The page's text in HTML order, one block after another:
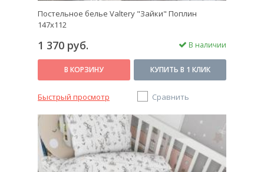
Постельное белье Valtery "Зайки" Поплин
147х112
1 370 руб. В наличии
В КОРЗИНУ КУПИТЬ В 1 КЛИК
Быстрый просмотр Сравнить